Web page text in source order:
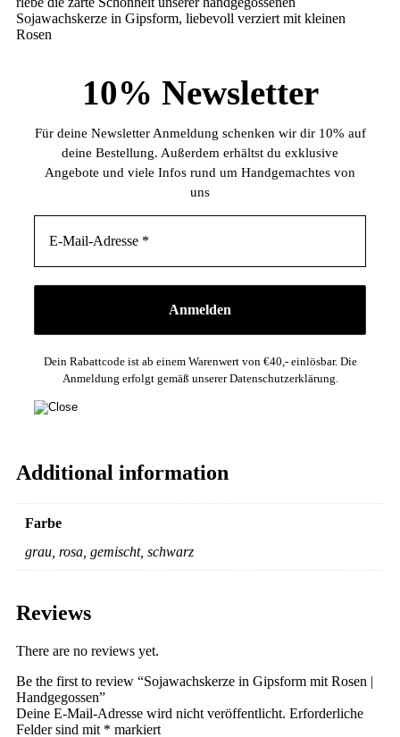
Sojawachskerze in Gipsform, liebevoll verziert mit kleinen
Rosen
10% Newsletter
Für deine Newsletter Anmeldung schenken wir dir 10% auf
deine Bestellung. Außerdem erhältst du exklusive
Angebote und viele Infos rund um Handgemachtes von
uns
Dein Rabattcode ist ab einem Warenwert von €40,- einlösbar. Die
Anmeldung erfolgt gemäß unserer Datenschutzerklärung.
Additional information
Farbe
grau, rosa, gemischt, schwarz
Reviews
There are no reviews yet.
Be the first to review “Sojawachskerze in Gipsform mit Rosen |
Handgegossen”
Deine E-Mail-Adresse wird nicht veröffentlicht. Erforderliche
Felder sind mit * markiert